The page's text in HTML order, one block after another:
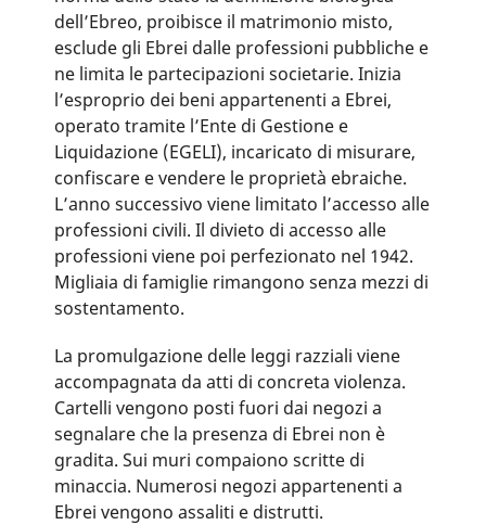
dell’Ebreo, proibisce il matrimonio misto,
esclude gli Ebrei dalle professioni pubbliche e
ne limita le partecipazioni societarie. Inizia
l’esproprio dei beni appartenenti a Ebrei,
operato tramite l’Ente di Gestione e
Liquidazione (EGELI), incaricato di misurare,
confiscare e vendere le proprietà ebraiche.
L’anno successivo viene limitato l’accesso alle
professioni civili. Il divieto di accesso alle
professioni viene poi perfezionato nel 1942.
Migliaia di famiglie rimangono senza mezzi di
sostentamento.
La promulgazione delle leggi razziali viene
accompagnata da atti di concreta violenza.
Cartelli vengono posti fuori dai negozi a
segnalare che la presenza di Ebrei non è
gradita. Sui muri compaiono scritte di
minaccia. Numerosi negozi appartenenti a
Ebrei vengono assaliti e distrutti.